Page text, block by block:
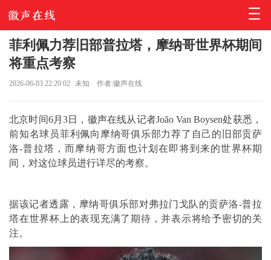
菲利佩力荐旧部普拉塔，摩纳哥世界杯期间
将重点考察
2026-06-03 22:20:02 未知 作者:徽声在线
北京时间6月3日，徽声在线从记者João Van Boysen处获悉，
前知名球员菲利佩向摩纳哥俱乐部力荐了自己的旧部贡萨
洛-普拉塔，而摩纳哥方面也计划在即将到来的世界杯期
间，对这位球员进行详尽的考察。
据该记者透露，摩纳哥俱乐部对弗拉门戈队的贡萨洛-普拉
塔在世界杯上的表现充满了期待，并表示将给予密切的关
注。